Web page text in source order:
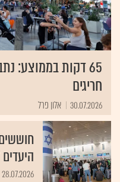
65 דקות בממוצע:
חריגים
30.07.2026 אלון פרל
28.07.2026